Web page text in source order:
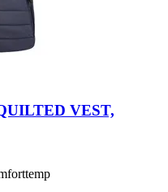
VEST,